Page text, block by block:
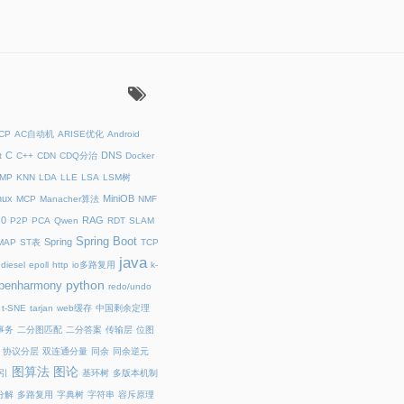
AC自动机 ARISE优化 Android
C C++ CDN CDQ分治 DNS Docker
KNN LDA LLE LSA LSM树
MCP Manacher算法 MiniOB NMF
P2P PCA Qwen RAG RDT SLAM
ST表 Spring Spring Boot TCP
diesel epoll http io多路复用 java k-
python redo/undo
t-SNE tarjan web缓存 中国剩余定理
务 二分图匹配 二分答案 传输层 位图
协议分层 双连通分量 同余 同余逆元
图算法 图论 基环树 多版本机制
解 多路复用 字典树 字符串 容斥原理